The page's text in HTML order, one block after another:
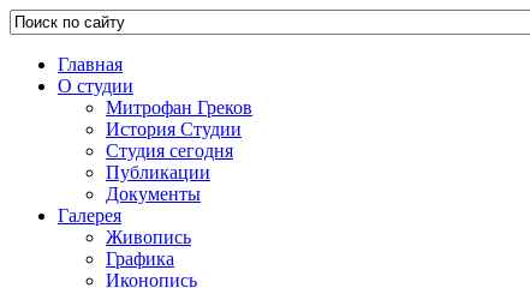
Главная
О студии
Митрофан Греков
История Студии
Студия сегодня
Публикации
Документы
Галерея
Живопись
Графика
Иконопись